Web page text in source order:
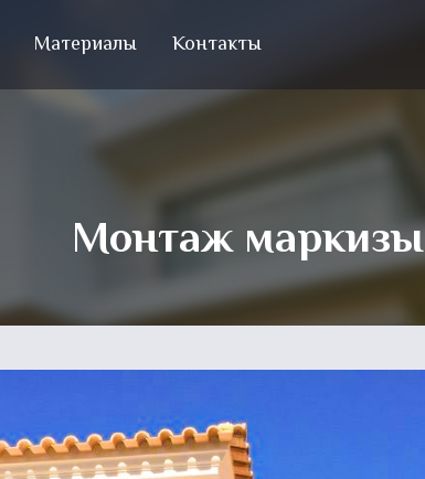
Материалы Контакты
Монтаж маркизы